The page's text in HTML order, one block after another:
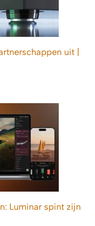
uit |
Luminar spint zijn